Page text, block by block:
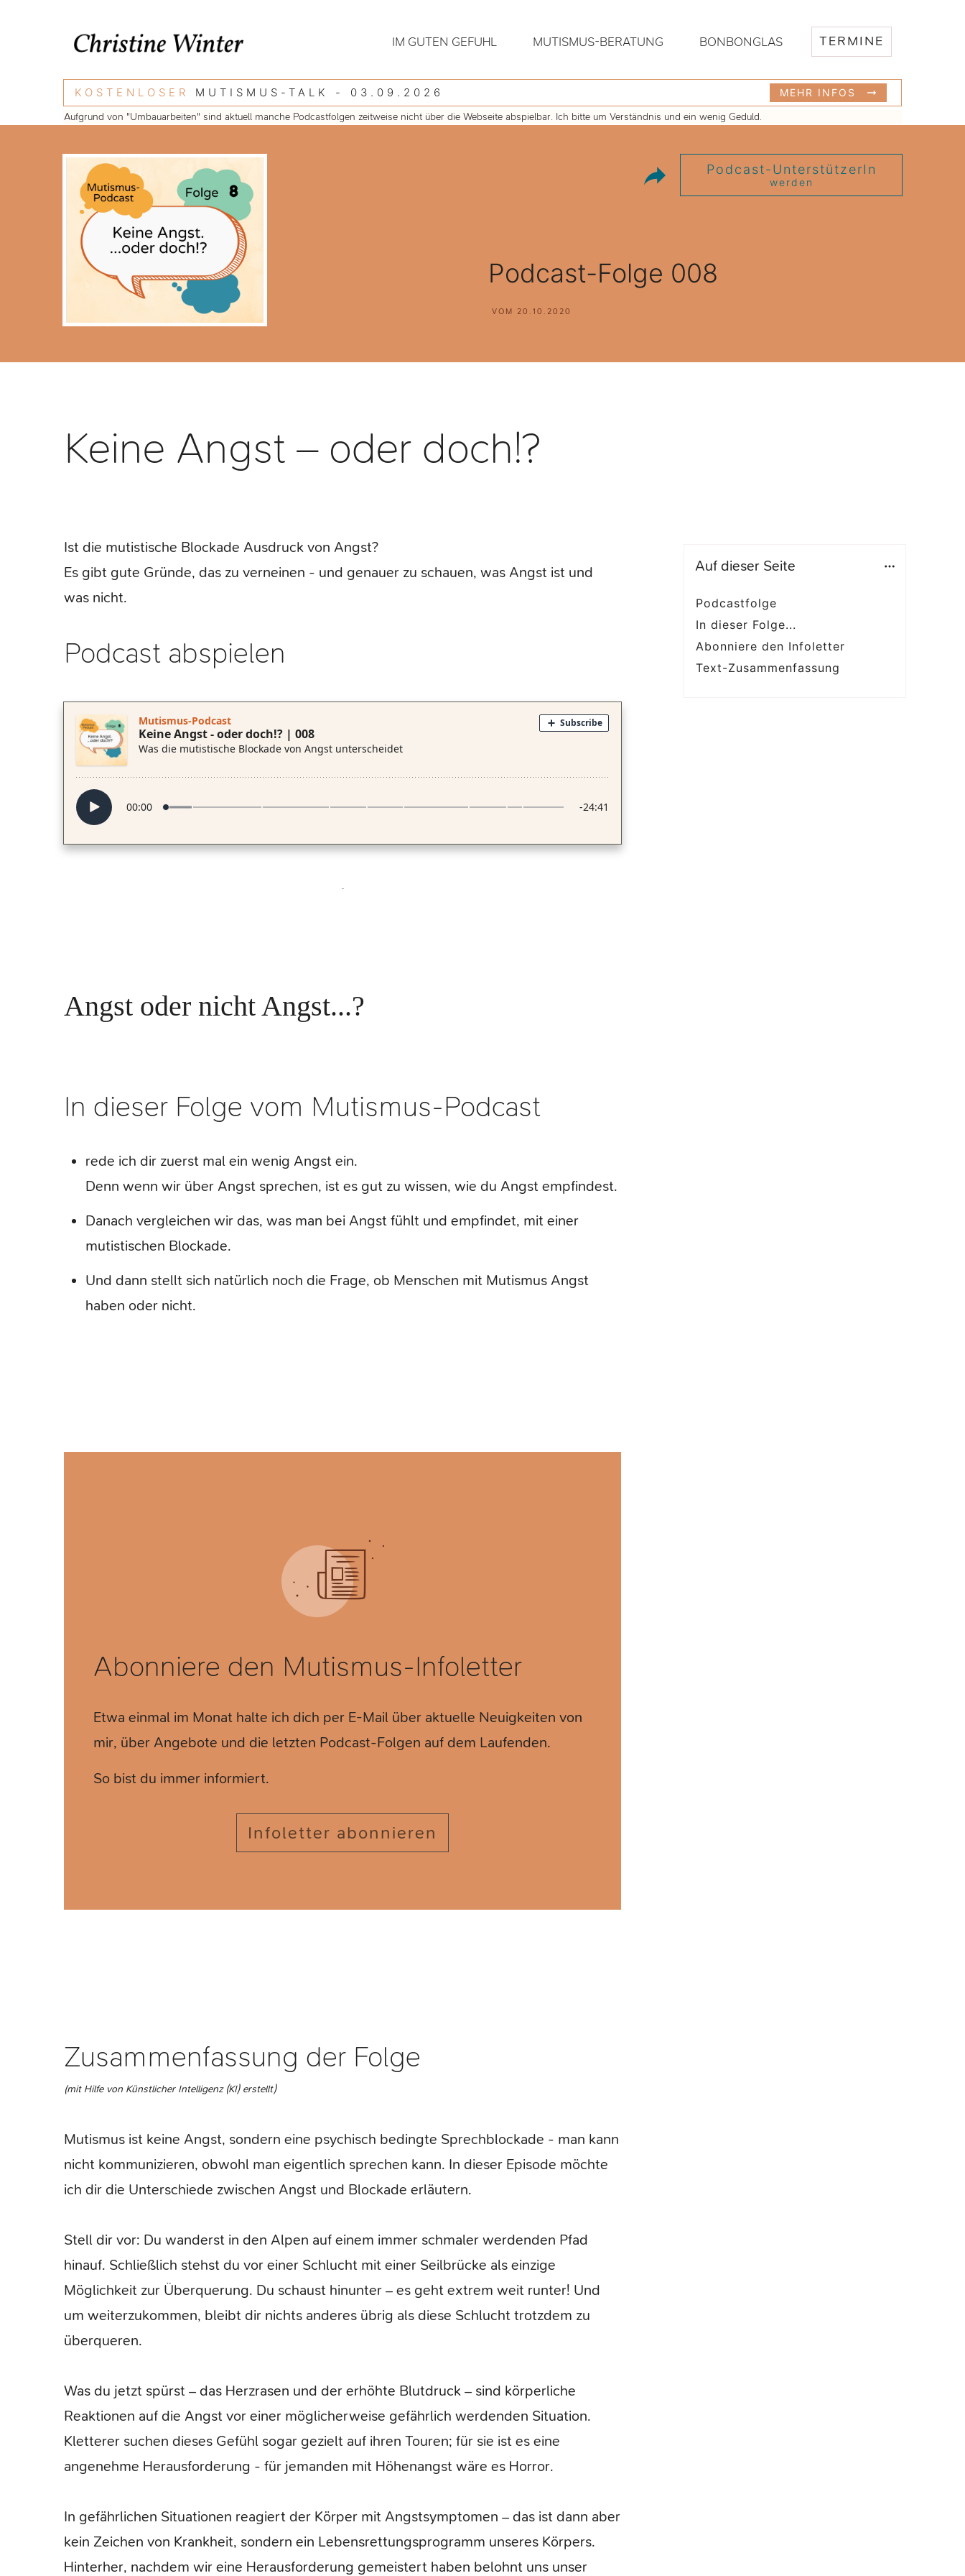
IM GUTEN GEFÜHL MUTISMUS-BERATUNG BONBONGLAS TERMINE
KOSTENLOSER MUTISMUS-TALK - 03.09.2026
MEHR INFOS
Aufgrund von "Umbauarbeiten" sind aktuell manche Podcastfolgen zeitweise nicht über die Webseite abspielbar. Ich bitte um Verständnis und ein wenig Geduld.
Podcast-UnterstützerIn
werden
Podcast-Folge 008
VOM 20.10.2020
Keine Angst – oder doch!?
Ist die mutistische Blockade Ausdruck von Angst?
Es gibt gute Gründe, das zu verneinen - und genauer zu schauen, was Angst ist und
was nicht.
Podcast abspielen
Angst oder nicht Angst...?
In dieser Folge vom Mutismus-Podcast
rede ich dir zuerst mal ein wenig Angst ein.
Denn wenn wir über Angst sprechen, ist es gut zu wissen, wie du Angst empfindest.
Danach vergleichen wir das, was man bei Angst fühlt und empfindet, mit einer
mutistischen Blockade.
Und dann stellt sich natürlich noch die Frage, ob Menschen mit Mutismus Angst
haben oder nicht.
Abonniere den Mutismus-Infoletter
Etwa einmal im Monat halte ich dich per E-Mail über aktuelle Neuigkeiten von
mir, über Angebote und die letzten Podcast-Folgen auf dem Laufenden.
So bist du immer informiert.
Infoletter abonnieren
Zusammenfassung der Folge
(mit Hilfe von Künstlicher Intelligenz (KI) erstellt)
Mutismus ist keine Angst, sondern eine psychisch bedingte Sprechblockade - man kann
nicht kommunizieren, obwohl man eigentlich sprechen kann. In dieser Episode möchte
ich dir die Unterschiede zwischen Angst und Blockade erläutern.
Stell dir vor: Du wanderst in den Alpen auf einem immer schmaler werdenden Pfad
hinauf. Schließlich stehst du vor einer Schlucht mit einer Seilbrücke als einzige
Möglichkeit zur Überquerung. Du schaust hinunter – es geht extrem weit runter! Und
um weiterzukommen, bleibt dir nichts anderes übrig als diese Schlucht trotzdem zu
überqueren.
Was du jetzt spürst – das Herzrasen und der erhöhte Blutdruck – sind körperliche
Reaktionen auf die Angst vor einer möglicherweise gefährlich werdenden Situation.
Kletterer suchen dieses Gefühl sogar gezielt auf ihren Touren; für sie ist es eine
angenehme Herausforderung - für jemanden mit Höhenangst wäre es Horror.
In gefährlichen Situationen reagiert der Körper mit Angstsymptomen – das ist dann aber
kein Zeichen von Krankheit, sondern ein Lebensrettungsprogramm unseres Körpers.
Hinterher, nachdem wir eine Herausforderung gemeistert haben belohnt uns unser
Auf dieser Seite
Podcastfolge
In dieser Folge...
Abonniere den Infoletter
Text-Zusammenfassung